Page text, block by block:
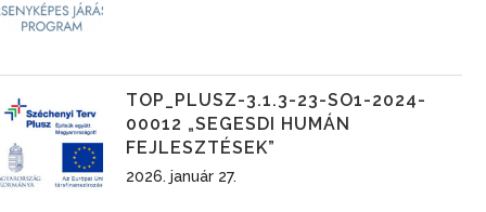
TOP_PLUSZ-3.1.3-23-SO1-2024-
00012 „SEGESDI HUMÁN
FEJLESZTÉSEK”
2026. január 27.